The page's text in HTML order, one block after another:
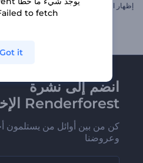
إظهار الشعار المشعل
انضم إلى نشرة
Renderforest الإخبارية
كن من بين أوائل من يستلمون
وعروضنا
to fetch
Got it